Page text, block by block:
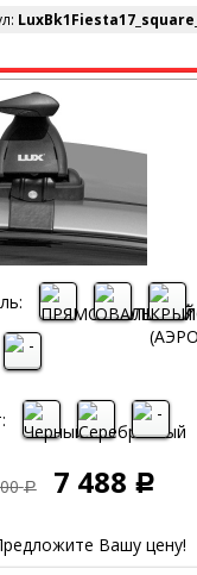
Р 7 488 Р
Вашу цену!